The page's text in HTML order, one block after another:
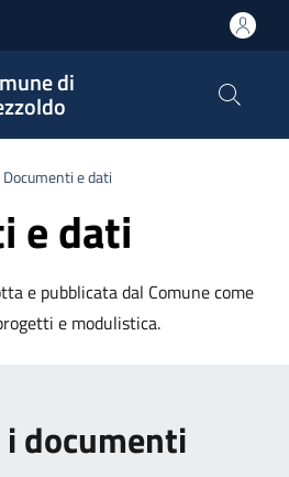
di
Documenti e dati
e dati
e pubblicata dal Comune come
e modulistica.
documenti